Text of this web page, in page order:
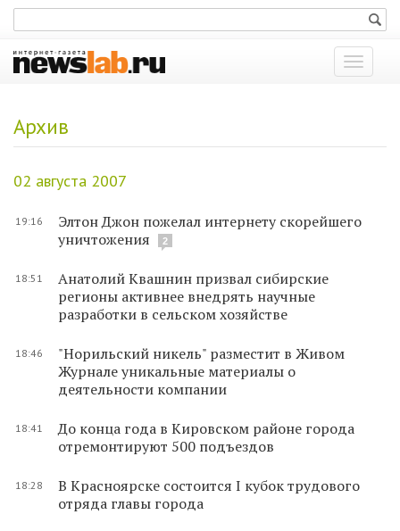
Показать
меню
Архив
02 августа 2007
19:16
Элтон Джон пожелал интернету скорейшего
уничтожения
2
18:51
Анатолий Квашнин призвал сибирские
регионы активнее внедрять научные
разработки в сельском хозяйстве
18:46
"Норильский никель" разместит в Живом
Журнале уникальные материалы о
деятельности компании
18:41
До конца года в Кировском районе города
отремонтируют 500 подъездов
18:28
В Красноярске состоится I кубок трудового
отряда главы города